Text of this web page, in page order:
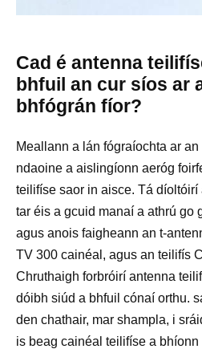
Cad é antenna
bhfuil an cur síos ar
bhfógrán fíor?
Meallann a lán fógraíochta ar
ndaoine a aislingíonn aeróg
teilifíse saor in aisce. Tá
tar éis a gcuid manaí a athrú go
agus anois faigheann an t-
TV 300 cainéal, agus an teilifís
Chruthaigh forbróirí antenna
dóibh siúd a bhfuil cónaí orthu.
den chathair, mar shampla, i
is beag cainéal teilifíse a